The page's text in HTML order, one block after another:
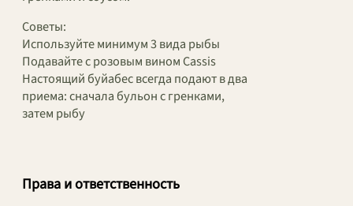
Советы:
Используйте минимум 3 вида рыбы
Подавайте с розовым вином Cassis
Настоящий буйабес всегда подают в два
приема: сначала бульон с гренками,
затем рыбу
Права и ответственность